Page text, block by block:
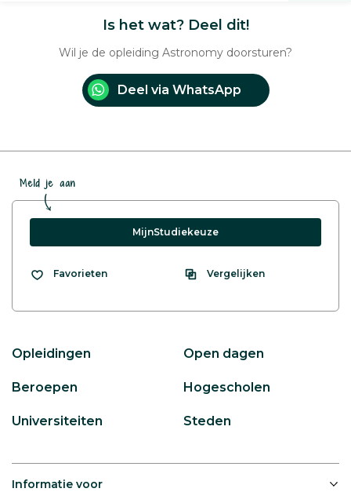
Is het wat? Deel dit!
Wil je de opleiding Astronomy doorsturen?
Deel via WhatsApp
Meld je aan
MijnStudiekeuze
Favorieten Vergelijken
Opleidingen Open dagen
Beroepen Hogescholen
Universiteiten Steden
Informatie voor